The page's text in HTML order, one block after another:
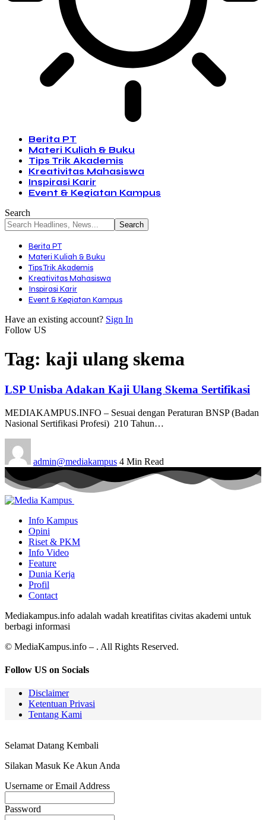
Berita PT
Materi Kuliah & Buku
Tips Trik Akademis
Kreativitas Mahasiswa
Inspirasi Karir
Event & Kegiatan Kampus
Search
Berita PT
Materi Kuliah & Buku
Tips Trik Akademis
Kreativitas Mahasiswa
Inspirasi Karir
Event & Kegiatan Kampus
Have an existing account? Sign In
Follow US
Tag: kaji ulang skema
LSP Unisba Adakan Kaji Ulang Skema Sertifikasi
MEDIAKAMPUS.INFO – Sesuai dengan Peraturan BNSP (Badan
Nasional Sertifikasi Profesi) 210 Tahun…
admin@mediakampus 4 Min Read
Info Kampus
Opini
Riset & PKM
Info Video
Feature
Dunia Kerja
Profil
Contact
Mediakampus.info adalah wadah kreatifitas civitas akademi untuk
berbagi informasi
© MediaKampus.info – . All Rights Reserved.
Follow US on Socials
Disclaimer
Ketentuan Privasi
Tentang Kami
Selamat Datang Kembali
Silakan Masuk Ke Akun Anda
Username or Email Address
Password